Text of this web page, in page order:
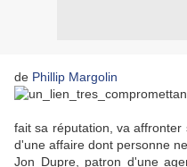
de Phillip Margolin
fait sa réputation, va
d'une affaire dont personne
Jon Dupre, patron d'une